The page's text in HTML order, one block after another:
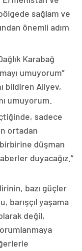
sağlam ve
önemli adım
Karabağ
umuyorum”
bildiren Aliyev,
umuyorum.
sadece
ortadan
birbirine düşman
duyacağız.”
bazı güçler
barışçıl yaşama
değil,